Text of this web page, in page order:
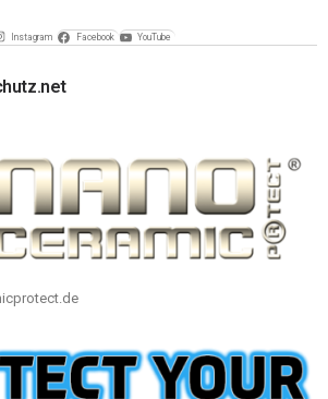
Instagram Facebook YouTube